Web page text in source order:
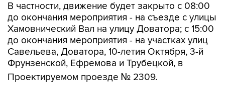
В частности, движение будет закрыто с 08:00
до окончания мероприятия - на съезде с улицы
Хамовнический Вал на улицу Доватора; с 15:00
до окончания мероприятия - на участках улиц
Савельева, Доватора, 10-летия Октября, 3-й
Фрунзенской, Ефремова и Трубецкой, в
Проектируемом проезде № 2309.